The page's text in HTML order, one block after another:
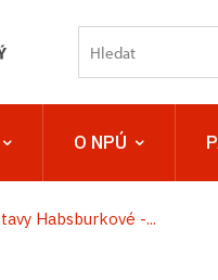
O NPÚ
Habsburkové -...